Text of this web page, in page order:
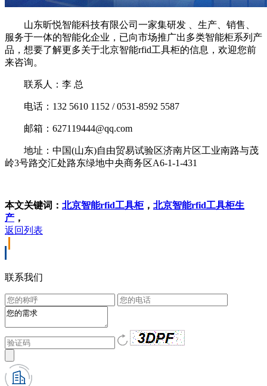
山东昕悦智能科技有限公司一家集研发 、生产、销售、
服务于一体的智能化企业，已向市场推广出多类智能柜系列产
品，想要了解更多关于北京智能rfid工具柜的信息，欢迎您前
来咨询。
联系人：李 总
电话：132 5610 1152 / 0531-8592 5587
邮箱：627119444@qq.com
地址：中国(山东)自由贸易试验区济南片区工业南路与茂
岭3号路交汇处路东绿地中央商务区A6-1-1-431
本文关键词： 北京智能rfid工具柜， 北京智能rfid工具柜生
产 ，
返回列表
联系我们